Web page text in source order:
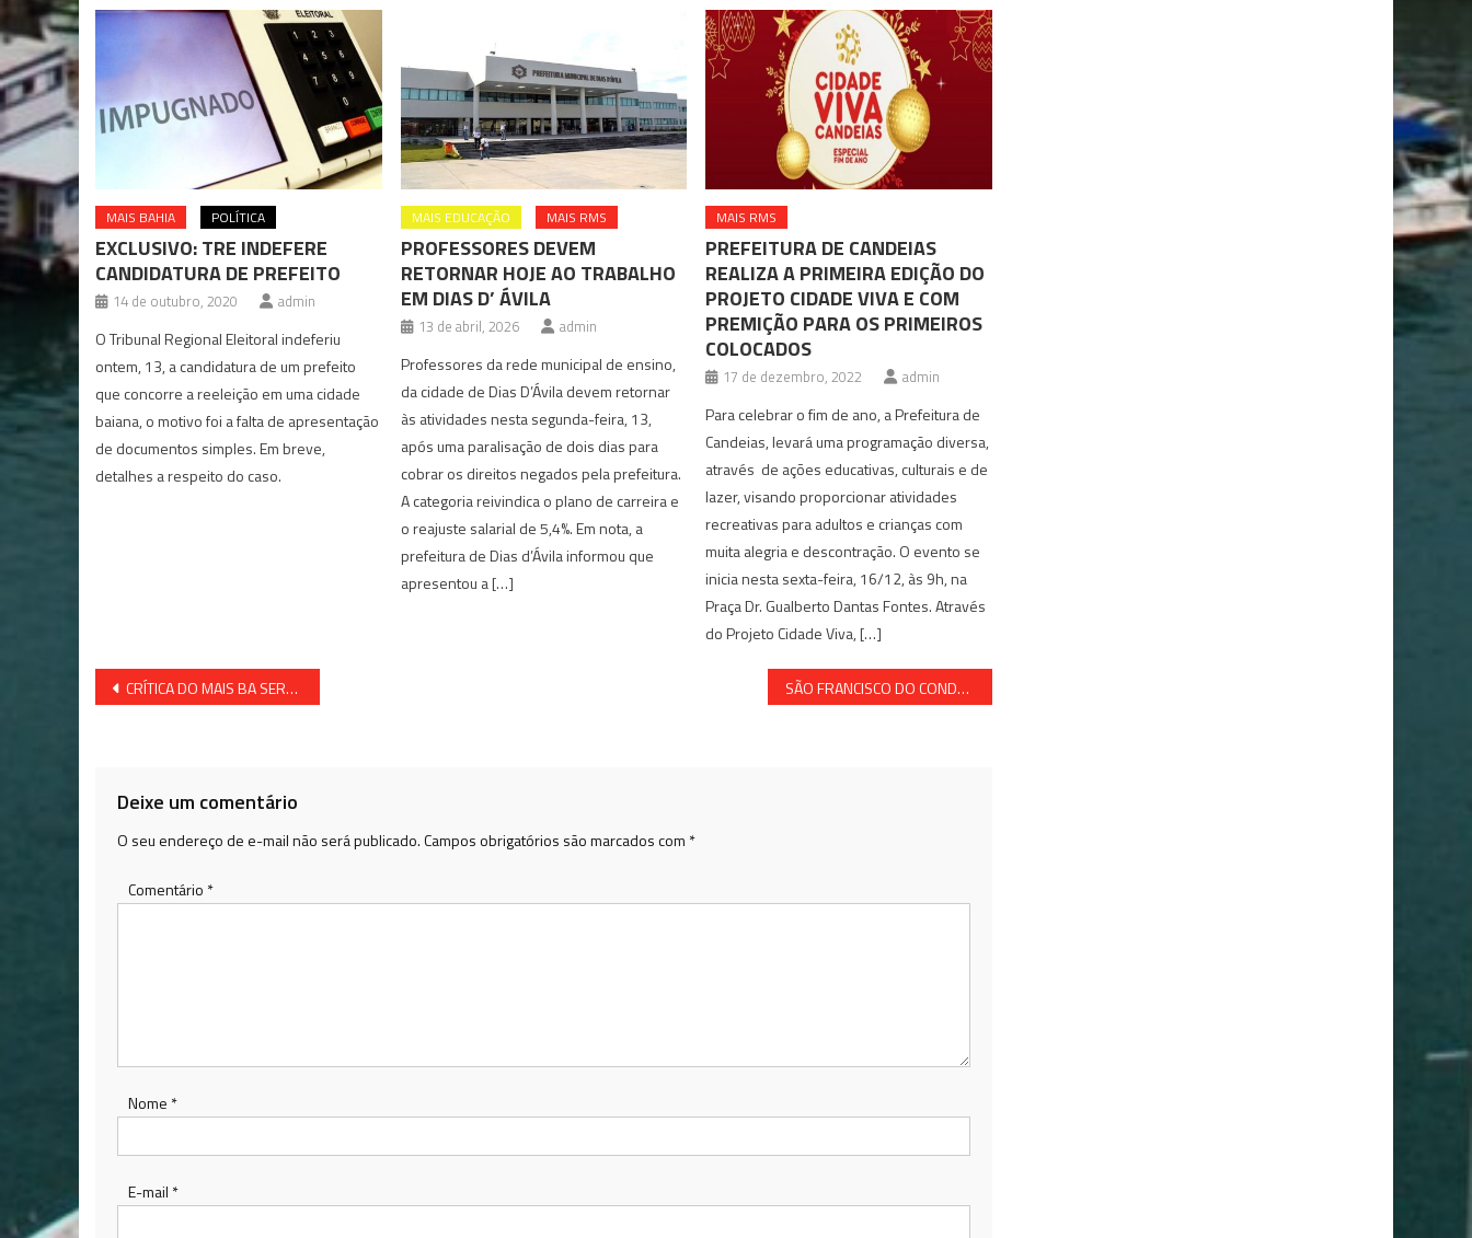
MAIS BAHIA POLÍTICA
EXCLUSIVO: TRE INDEFERE
CANDIDATURA DE PREFEITO
14 de outubro, 2020 admin
O Tribunal Regional Eleitoral indeferiu
ontem, 13, a candidatura de um prefeito
que concorre a reeleição em uma cidade
baiana, o motivo foi a falta de apresentação
de documentos simples. Em breve,
detalhes a respeito do caso.
MAIS EDUCAÇÃO MAIS RMS
PROFESSORES DEVEM
RETORNAR HOJE AO TRABALHO
EM DIAS D’ ÁVILA
13 de abril, 2026 admin
Professores da rede municipal de ensino,
da cidade de Dias D’Ávila devem retornar
às atividades nesta segunda-feira, 13,
após uma paralisação de dois dias para
cobrar os direitos negados pela prefeitura.
A categoria reivindica o plano de carreira e
o reajuste salarial de 5,4%. Em nota, a
prefeitura de Dias d’Ávila informou que
apresentou a […]
MAIS RMS
PREFEITURA DE CANDEIAS
REALIZA A PRIMEIRA EDIÇÃO DO
PROJETO CIDADE VIVA E COM
PREMIÇÃO PARA OS PRIMEIROS
COLOCADOS
17 de dezembro, 2022 admin
Para celebrar o fim de ano, a Prefeitura de
Candeias, levará uma programação diversa,
através de ações educativas, culturais e de
lazer, visando proporcionar atividades
recreativas para adultos e crianças com
muita alegria e descontração. O evento se
inicia nesta sexta-feira, 16/12, às 9h, na
Praça Dr. Gualberto Dantas Fontes. Através
do Projeto Cidade Viva, […]
Navegação
CRÍTICA DO MAIS BA SERVIU PARA O PREFEITO DE MIGUEL CALMON FAZER VÍDEOS PROFISSIONAIS SÃO FRANCISCO DO CONDE: ELEITORES DE RALISON QUESTIONAM A PESQUISA DA BAIANA FM
Deixe um comentário
O seu endereço de e-mail não será publicado.Campos obrigatórios são marcados com *
Comentário *
Nome *
E-mail *